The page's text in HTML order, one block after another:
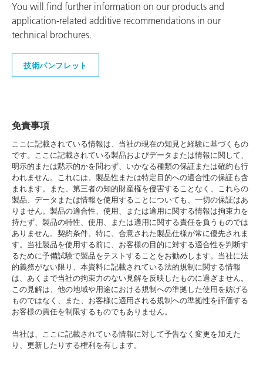
You will find further information on our products and
application-related additive recommendations in our
technical brochures.
技術パンフレット
免責事項
ここに記載されている情報は、当社の現在の知見と経験に基づくもの
です。ここに記載されている製品およびデータまたは情報に関して、
明示的または黙示的かを問わず、いかなる種類の保証または確約も行
われません。これには、製品性または特定目的への適合性の保証も含
まれます。また、第三者の知的財産権を侵害することなく、これらの
製品、データまたは情報を使用することについても、一切の保証はあ
りません。製品の適合性、使用、または適用に関する情報は拘束力を
持たず、製品の特性、使用、または適用に関する責任を負うものでは
ありません。契約条件、特に、合意された製品仕様が常に優先されま
す。当社製品を使用する前に、お客様の目的に対する適合性を判断す
るために予備試験で製品をテストすることをお勧めします。当社に法
的義務がない限り、本資料に記載されている法的規制に関する情報
は、あくまで当社の拘束力のない見解を反映したものに過ぎません。
この見解は、他の地域や用途における規制への準拠した使用を妨げる
ものではなく、また、お客様に適用される規制への準拠性を評価する
お客様の責任を制限するものでもありません。
当社は、ここに記載されている情報に対して予告なく変更を加えた
り、更新したりする権利を有します。